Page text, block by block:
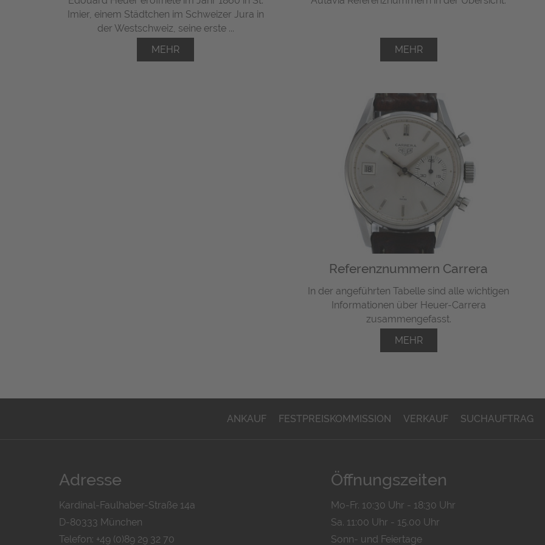
Imier, einem Städtchen im Schweizer Jura in
der Westschweiz, seine erste ...
MEHR
MEHR
Referenznummern Carrera
In der angeführten Tabelle sind alle wichtigen
Informationen über Heuer-Carrera
zusammengefasst.
MEHR
ANKAUF FESTPREISKOMMISSION VERKAUF SUCHAUFTRAG
Adresse
Kardinal-Faulhaber-Straße 14a
D-80333 München
Telefon: +49 (0)89 29 32 70
Öffnungszeiten
Mo-Fr. 10:30 Uhr - 18:30 Uhr
Sa. 11:00 Uhr - 15.00 Uhr
Sonn- und Feiertage